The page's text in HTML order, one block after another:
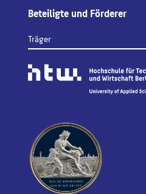
Beteiligte und Förderer
Träger